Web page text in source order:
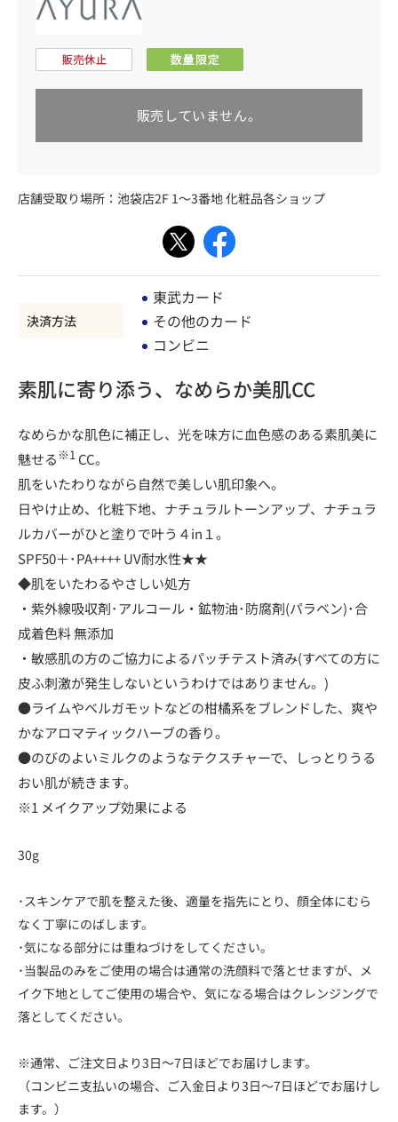
販売していません。
店舗受取り場所： 池袋店2F 1～3番地 化粧品各ショップ
決済方法
東武カード
その他のカード
コンビニ
素肌に寄り添う、なめらか美肌CC
なめらかな肌色に補正し、光を味方に血色感のある素肌美に
魅せる ※1 CC。
肌をいたわりながら自然で美しい肌印象へ。
日やけ止め、化粧下地、ナチュラルトーンアップ、ナチュラ
ルカバーがひと塗りで叶う４in１。
SPF50＋･PA++++ UV耐水性★★
◆肌をいたわるやさしい処方
・紫外線吸収剤･アルコール・鉱物油･防腐剤(パラベン)･合
成着色料 無添加
・敏感肌の方のご協力によるパッチテスト済み(すべての方に
皮ふ刺激が発生しないというわけではありません。)
●ライムやベルガモットなどの柑橘系をブレンドした、爽や
かなアロマティックハーブの香り。
●のびのよいミルクのようなテクスチャーで、しっとりうる
おい肌が続きます。
※1 メイクアップ効果による
30g
･スキンケアで肌を整えた後、適量を指先にとり、顔全体にむら
なく丁寧にのばします。
･気になる部分には重ねづけをしてください。
･当製品のみをご使用の場合は通常の洗顔料で落とせますが、メ
イク下地としてご使用の場合や、気になる場合はクレンジングで
落としてください。
※通常、ご注文日より3日～7日ほどでお届けします。
（コンビニ支払いの場合、ご入金日より3日～7日ほどでお届けし
ます。）